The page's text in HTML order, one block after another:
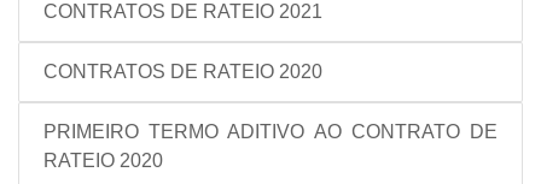
CONTRATOS DE RATEIO 2021
CONTRATOS DE RATEIO 2020
PRIMEIRO TERMO ADITIVO AO CONTRATO DE
RATEIO 2020